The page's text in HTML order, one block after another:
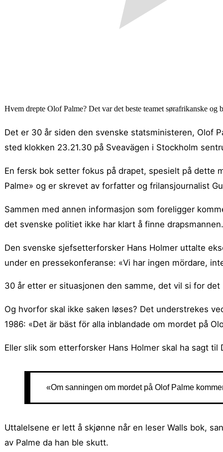
Hvem drepte Olof Palme? Det var det beste teamet sørafrikanske
Det er 30 år siden den svenske statsministeren, Olof
sted klokken 23.21.30 på Sveavägen i Stockholm
En fersk bok setter fokus på drapet, spesielt på dette
Palme» og er skrevet av forfatter og frilansjournalist
Sammen med annen informasjon som foreligger
det svenske politiet ikke har klart å finne
Den svenske sjefsetterforsker Hans Holmer uttalte
under en pressekonferanse: «Vi har ingen mördare,
30 år etter er situasjonen den samme, det vil si for
Og hvorfor skal ikke saken løses? Det understrekes
1986: «Det är bäst för alla inblandade om mordet på
Eller slik som etterforsker Hans Holmer skal ha sagt til
«Om sanningen om mordet på Olof Palme
Uttalelsene er lett å skjønne når en leser Walls bok,
av Palme da han ble skutt.